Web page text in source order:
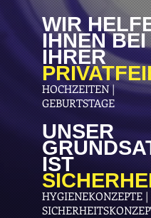
WIR
IHNEN BEI
IHRER
HOCHZEITEN |
GEBURTSTAGE
UNSER
IST
HYGIENEKONZEPTE |